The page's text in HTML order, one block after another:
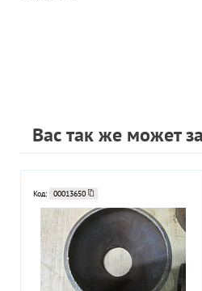
Вас так же может
Код: 00013650